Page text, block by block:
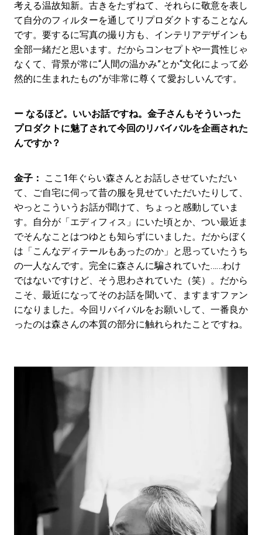
考える温故知新。古きをたずねて、それらに敬意を表し
て自分のフィルターを通してリプロダクトすることなん
です。要するに写真の撮り方も、インテリアデザインも
全部一緒だと思います。だからコンセプトや一貫性じゃ
なくて、背景が常に“人間の温かみ”とか“文化によって必
然的に生まれたもの”が非常に尊くて愛おしいんです。
ー なるほど。いいお話ですね。金子さんもそういった
プロダクトに魅了されて今回のリバイバルを企画された
んですか？
金子：
ここ1年ぐらい森さんとお話しさせていただい
て、ご自宅に伺って昔の服を見せていただいたりして、
やっとこういうお話が聞けて、ちょっと感動していま
す。自分が「エディフィス」にいた頃とか、つい最近ま
でそんなことはつゆとも知らずにいました。だからぼく
は「こんなディテールもあったのか」と思っていたうち
の一人なんです。完全に森さんに騙されていた……わけ
ではないですけど、そう思わされていた（笑）。だから
こそ、最近になってそのお話を聞いて、ますますファン
になりました。今回リバイバルをお願いして、一番良か
ったのは森さんの本質の部分に触れられたことですね。